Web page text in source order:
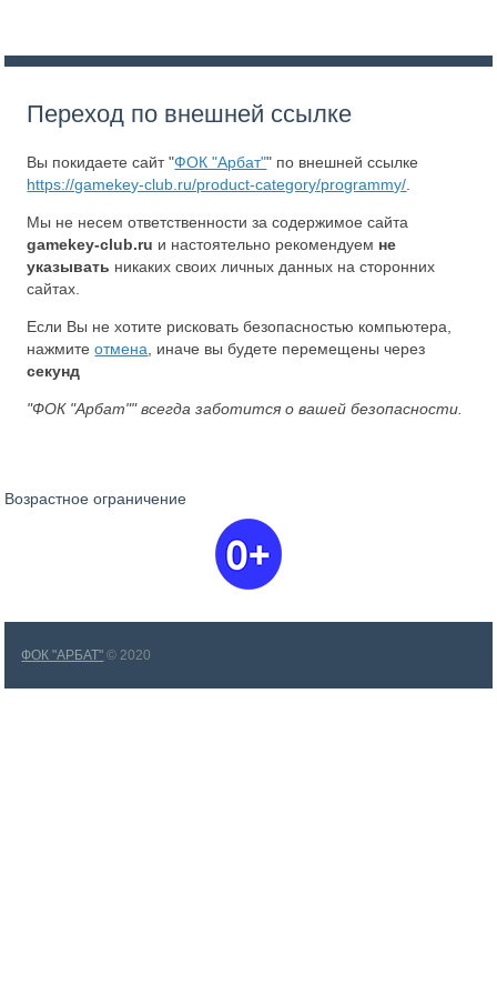
Переход по внешней ссылке
Вы покидаете сайт "ФОК "Арбат"" по внешней ссылке
https://gamekey-club.ru/product-category/programmy/
Мы не несем ответственности за содержимое сайта
gamekey-club.ru и настоятельно рекомендуем не
указывать никаких своих личных данных на сторонних
сайтах.
Если Вы не хотите рисковать безопасностью компьютера,
нажмитеотмена , иначе вы будете перемещены через
секунд
"ФОК "Арбат"" всегда заботится о вашей безопасности.
Возрастное ограничение
ФОК "АРБАТ" © 2020